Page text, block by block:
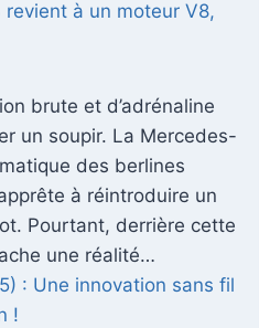
à un moteur V8,
brute et d’adrénaline
un soupir. La Mercedes-
des berlines
à réintroduire un
Pourtant, derrière cette
une réalité…
: Une innovation sans fil
!